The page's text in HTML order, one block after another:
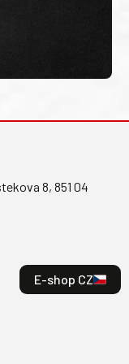
8, 851 04
E-shop CZ